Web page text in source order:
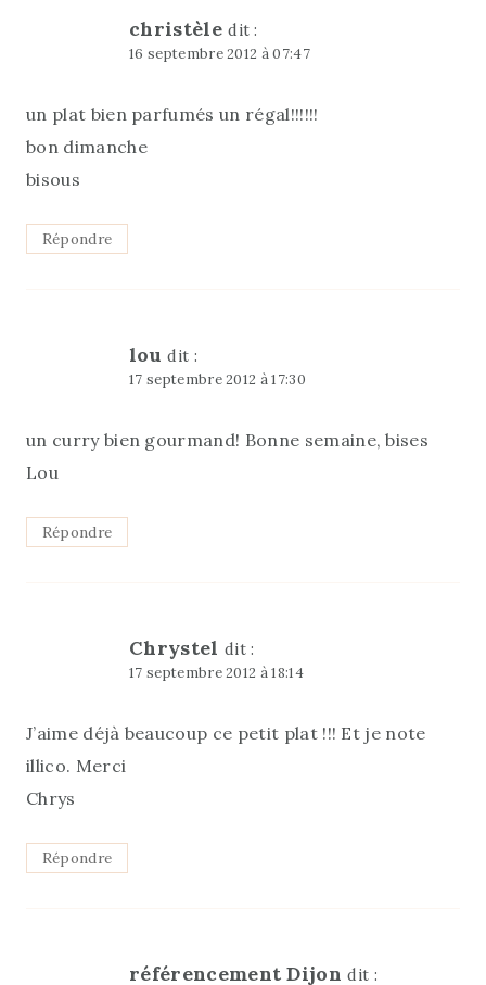
christèle dit :
16 septembre 2012 à 07:47
un plat bien parfumés un régal!!!!!!
bon dimanche
bisous
Répondre
lou dit :
17 septembre 2012 à 17:30
un curry bien gourmand! Bonne semaine, bises
Lou
Répondre
Chrystel dit :
17 septembre 2012 à 18:14
J’aime déjà beaucoup ce petit plat !!! Et je note
illico. Merci
Chrys
Répondre
référencement Dijon dit :